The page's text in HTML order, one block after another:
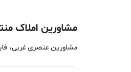
مشاورین املاک
مشاورین عنصری غربی،